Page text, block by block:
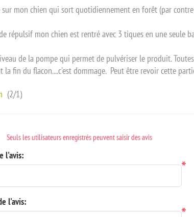
sur mon chien qui sort quotidiennement en forêt (par
répulsif mon chien est rentré avec 3 tiques en une seule
de la pompe qui permet de pulvériser le produit.
fin du flacon....c'est dommage. Peut être revoir cette
(2/1)
Seuls les utilisateurs enregistrés peuvent saisir des avis
l'avis:
*
l'avis:
*